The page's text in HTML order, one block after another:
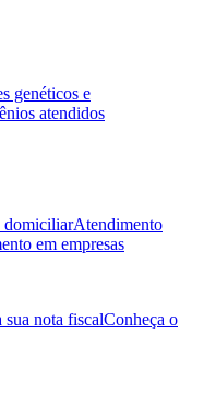
genéticos e
atendidos
domiciliarAtendimento
em empresas
sua nota fiscalConheça o